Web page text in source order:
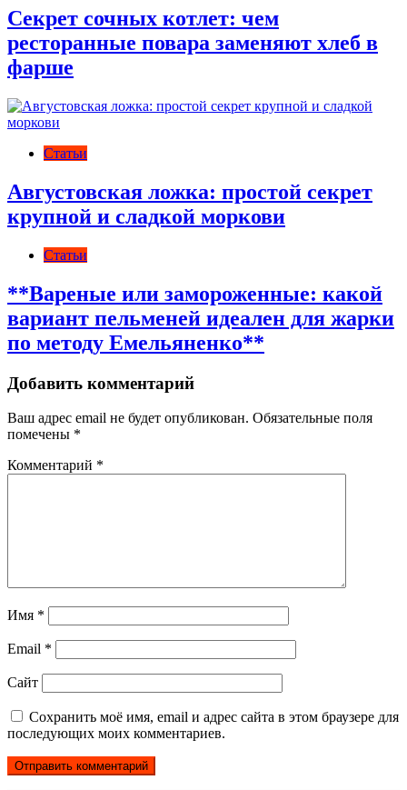
Секрет сочных котлет: чем
ресторанные повара заменяют хлеб в
фарше
Статьи
Августовская ложка: простой секрет
крупной и сладкой моркови
Статьи
**Вареные или замороженные: какой
вариант пельменей идеален для жарки
по методу Емельяненко**
Добавить комментарий
Ваш адрес email не будет опубликован. Обязательные поля
помечены *
Комментарий *
Имя *
Email *
Сайт
Сохранить моё имя, email и адрес сайта в этом браузере для
последующих моих комментариев.